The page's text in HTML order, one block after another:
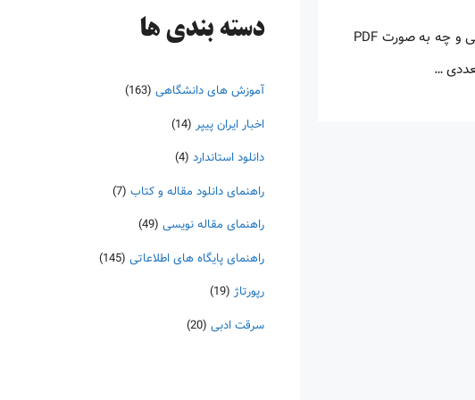
اینروزها خرید PDF کتاب‎های خارجی بسیار رواج یافته است. با آنکه نسخه‌های ترجمه شده بسیار زیادی از کتاب‌ها چه به صورت چاپی و چه به صورت PDF
…
دسته‌ بندی ها
آموزش های دانشگاهی (163)
اخبار ایران پیپر (14)
دانلود استاندارد (4)
راهنمای دانلود مقاله و کتاب (7)
راهنمای مقاله نویسی (49)
راهنمای پایگاه های اطلاعاتی (145)
رپورتاژ (19)
سرقت ادبی (20)